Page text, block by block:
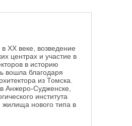
ХХ веке, возведение
центрах и участие в
в историю
вошла благодаря
из Томска.
Анжеро-Судженске,
института
жилища нового типа в